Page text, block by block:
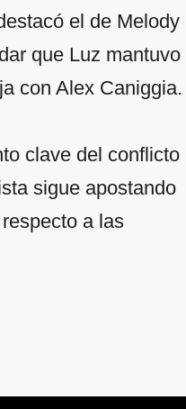
el de Melody
que Luz mantuvo
con Alex Caniggia.
clave del conflicto
sigue apostando
a las